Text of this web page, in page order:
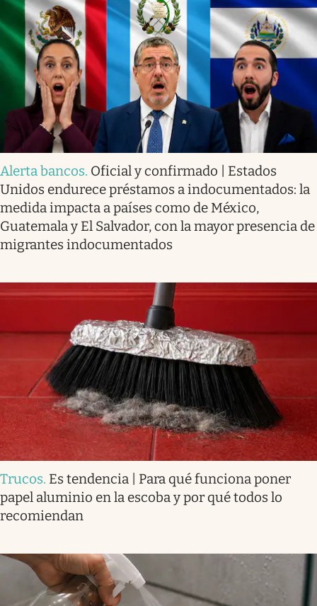
Alerta bancos. Oficial y confirmado | Estados
Unidos endurece préstamos a indocumentados: la
medida impacta a países como de México,
Guatemala y El Salvador, con la mayor presencia de
migrantes indocumentados
Trucos. Es tendencia | Para qué funciona poner
papel aluminio en la escoba y por qué todos lo
recomiendan